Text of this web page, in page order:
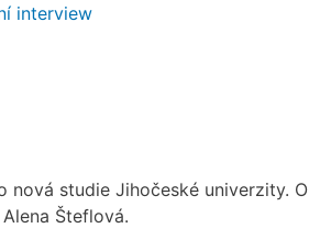
interview
nová studie Jihočeské univerzity. O
Šteflová.